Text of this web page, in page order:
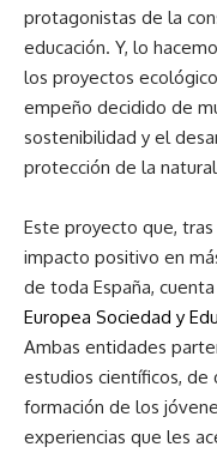
protagonistas de la
educación. Y, lo
los proyectos
empeño decidido de
sostenibilidad y el
protección de la
Este proyecto que,
impacto positivo en
de toda España,
Europea Sociedad y
Ambas entidades
estudios científicos, de
formación de los
experiencias que les